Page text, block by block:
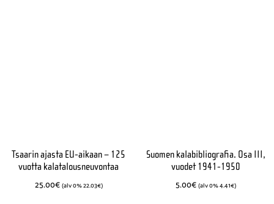
Tsaarin ajasta EU-aikaan – 125
vuotta kalatalousneuvontaa
25.00€ (alv 0%22.03€)
Suomen kalabibliografia. Osa III,
vuodet 1941-1950
5.00€ (alv 0%4.41€)